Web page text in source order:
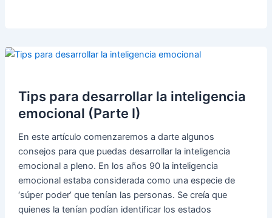
nuestro
Tips para desarrollar la inteligencia
emocional (Parte I)
En este artículo comenzaremos a darte algunos
consejos para que puedas desarrollar la inteligencia
emocional a pleno. En los años 90 la inteligencia
emocional estaba considerada como una especie de
‘súper poder’ que tenían las personas. Se creía que
quienes la tenían podían identificar los estados